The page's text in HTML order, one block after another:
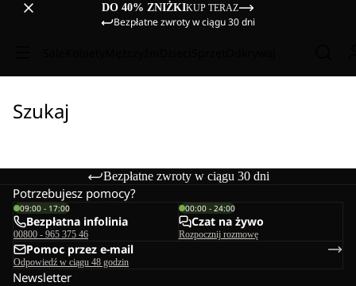
DO 40% ZNIŻKIKUP TERAZ
Bezpłatne zwroty w ciągu 30 dni
Szukaj
Bezpłatne zwroty w ciągu 30 dni
Potrzebujesz pomocy?
09:00 - 17:00
Bezpłatna infolinia
00800 - 965 375 46
00:00 - 24:00
Czat na żywo
Rozpocznij rozmowę
Pomoc przez e-mail
Odpowiedź w ciągu 48 godzin
Newsletter